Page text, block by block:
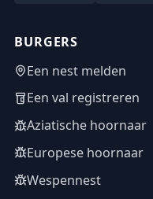
BURGERS
Een nest melden
Een val registreren
Aziatische hoornaar
Europese hoornaar
Wespennest